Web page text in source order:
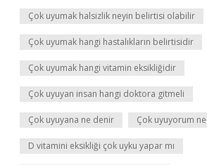
Çok uyumak halsizlik neyin belirtisi olabilir
Çok uyumak hangi hastalıkların belirtisidir
Çok uyumak hangi vitamin eksikliğidir
Çok uyuyan insan hangi doktora gitmeli
Çok uyuyana ne denir Çok uyuyorum
D vitamini eksikliği çok uyku yapar mı